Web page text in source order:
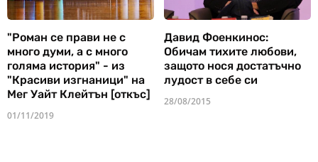
"Роман се прави не с
много думи, а с много
голяма история" - из
"Красиви изгнаници" на
Мег Уайт Клейтън [откъс]
01/11/2019
Давид Фоенкинос:
Обичам тихите любови,
защото нося достатъчно
лудост в себе си
28/08/2015